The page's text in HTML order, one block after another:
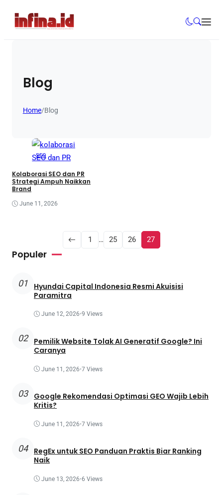
Blog
Home/Blog
SEO
Kolaborasi SEO dan PR
Strategi Ampuh Naikkan
Brand
June 11, 2026
1 … 25 26 27
Populer
01
Hyundai Capital Indonesia Resmi Akuisisi
Paramitra
June 12, 2026•9 Views
02
Pemilik Website Tolak AI Generatif Google? Ini
Caranya
June 11, 2026•7 Views
03
Google Rekomendasi Optimasi GEO Wajib Lebih
Kritis?
June 11, 2026•7 Views
04
RegEx untuk SEO Panduan Praktis Biar Ranking
Naik
June 13, 2026•6 Views